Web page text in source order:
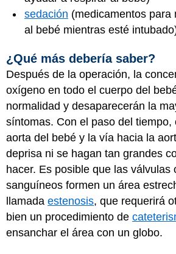
sedación (medicamentos para
al bebé mientras esté
¿Qué más debería saber?
Después de la operación, la
oxígeno en todo el cuerpo del
normalidad y desaparecerán la
síntomas. Con el paso del tiempo,
aorta del bebé y la vía hacia la
deprisa ni se hagan tan grandes
hacer. Es posible que las válvulas
sanguíneos formen un área
llamada estenosis, que requerirá
bien un procedimiento de
ensanchar el área con un globo.